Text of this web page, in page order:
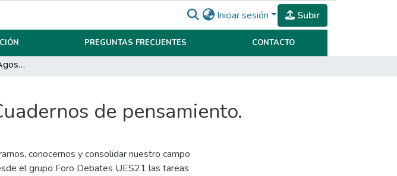
Iniciar sesión Subir
PREGUNTAS FRECUENTES CONTACTO
Brumario N° 4 Julio - Agosto 2011. Cuadernos de pensamiento.
de pensamiento.
conocernos y consolidar nuestro campo
el grupo Foro Debates UES21 las tareas